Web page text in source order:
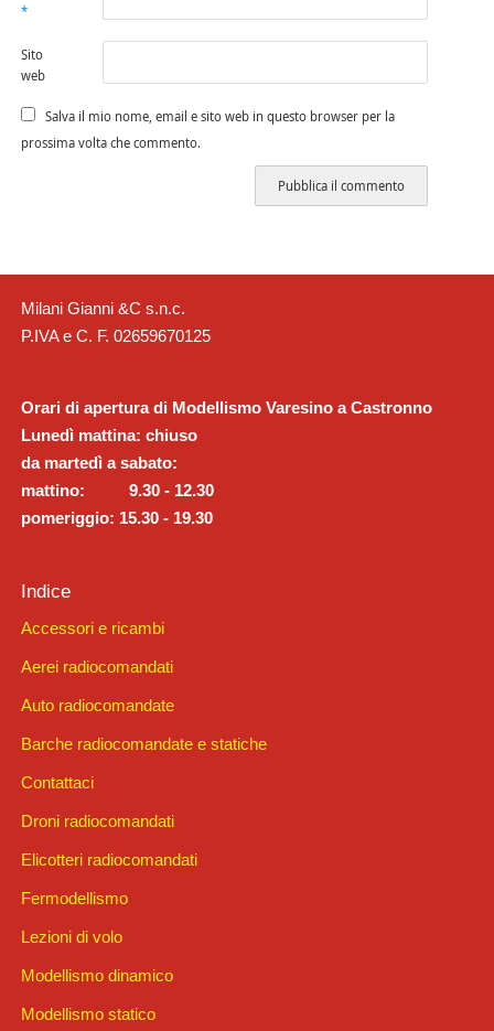
*
Sito
web
Salva il mio nome, email e sito web in questo browser per la
prossima volta che commento.
Milani Gianni &C s.n.c.
P.IVA e C. F. 02659670125
Orari di apertura di Modellismo Varesino a Castronno
Lunedì mattina: chiuso
da martedì a sabato:
mattino: 9.30 - 12.30
pomeriggio: 15.30 - 19.30
Indice
Accessori e ricambi
Aerei radiocomandati
Auto radiocomandate
Barche radiocomandate e statiche
Contattaci
Droni radiocomandati
Elicotteri radiocomandati
Fermodellismo
Lezioni di volo
Modellismo dinamico
Modellismo statico